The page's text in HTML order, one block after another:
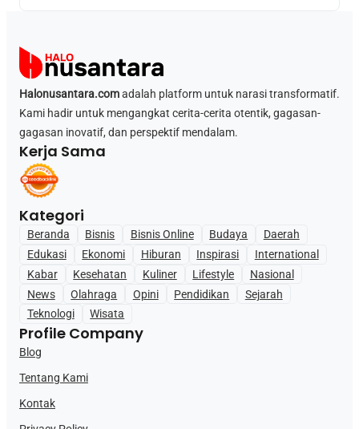
Halonusantara.comadalah platform untuk narasi transformatif.
Kami hadir untuk mengangkat cerita-cerita otentik, gagasan-
gagasan inovatif, dan perspektif mendalam.
Kerja Sama
Kategori
Beranda Bisnis Bisnis Online Budaya
Daerah
Edukasi
Ekonomi Hiburan Inspirasi
International
Kabar
Kesehatan Kuliner Lifestyle
Nasional
News
Olahraga Opini Pendidikan
Sejarah
Teknologi
Wisata
Profile Company
Blog
Tentang Kami
Kontak